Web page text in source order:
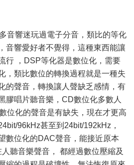
音響迷玩過電子分音，類比的等化
音響愛好者不覺得，這種東西能讓
行 ，DSP等化器是數位化，需要
，類比數位的轉換過程就是一種失
的聲音，轉換讓人聲缺乏感情，有
膠唱片聽音樂，CD數位化多數人
位化的聲音是有缺失，現在才更高
96kHz甚至到24bit/192kHz，
數位化的DAC聲音，能接近原本
聽音樂聲音， 都經過數位壓縮及